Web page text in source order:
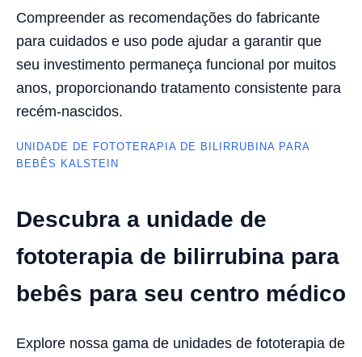
Compreender as recomendações do fabricante
para cuidados e uso pode ajudar a garantir que
seu investimento permaneça funcional por muitos
anos, proporcionando tratamento consistente para
recém-nascidos.
UNIDADE DE FOTOTERAPIA DE BILIRRUBINA PARA
BEBÊS KALSTEIN
Descubra a unidade de
fototerapia de bilirrubina para
bebês para seu centro médico
Explore nossa gama de unidades de fototerapia de